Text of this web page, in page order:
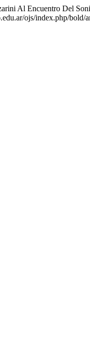
Al Encuentro Del
ojs/index.php/bold/